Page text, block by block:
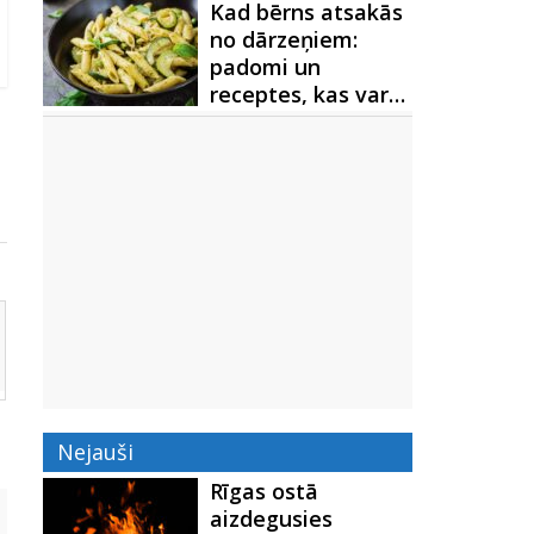
Kad bērns atsakās
no dārzeņiem:
padomi un
receptes, kas var…
Nejauši
Rīgas ostā
aizdegusies